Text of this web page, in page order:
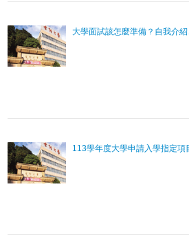
大學面試該怎麼準備？自我介
113學年度大學申請入學指定項